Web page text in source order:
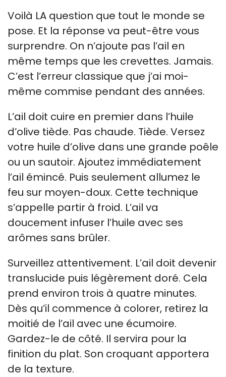
Voilà LA question que tout le monde se
pose. Et la réponse va peut-être vous
surprendre. On n’ajoute pas l’ail en
même temps que les crevettes. Jamais.
C’est l’erreur classique que j’ai moi-
même commise pendant des années.
L’ail doit cuire en premier dans l’huile
d’olive tiède. Pas chaude. Tiède. Versez
votre huile d’olive dans une grande poêle
ou un sautoir. Ajoutez immédiatement
l’ail émincé. Puis seulement allumez le
feu sur moyen-doux. Cette technique
s’appelle partir à froid. L’ail va
doucement infuser l’huile avec ses
arômes sans brûler.
Surveillez attentivement. L’ail doit devenir
translucide puis légèrement doré. Cela
prend environ trois à quatre minutes.
Dès qu’il commence à colorer, retirez la
moitié de l’ail avec une écumoire.
Gardez-le de côté. Il servira pour la
finition du plat. Son croquant apportera
de la texture.